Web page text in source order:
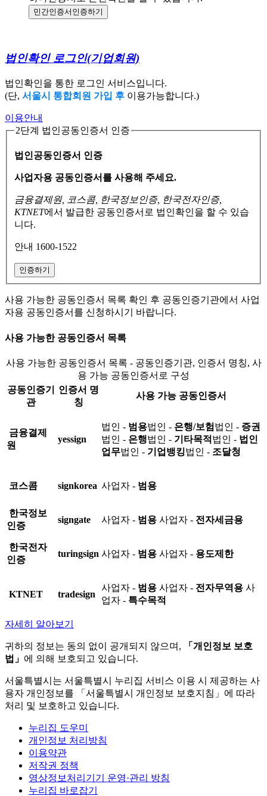
민간인증서 인증하기
법인확인 로그인(기업회원)
법인확인을 통한 로그인 서비스입니다.
(단, 서울시 통합회원 가입 후 이용가능합니다.)
이용안내
2단계 법인공동인증서 인증
법인공동인증서 인증
사업자용 공동인증서를 사용해 주세요.
금융결제원, 코스콤, 한국정보인증, 한국전자인증,
KTNET에서 발급한 공동인증서로 법인확인을 할 수 있습
니다.
안내 1600-1522
인증하기
사용 가능한 공동인증서 목록 확인 후 공동인증기관에서 사업
자용 공동인증서를 신청하시기 바랍니다.
사용 가능한 공동인증서 목록
사용 가능한 공동인증서 목록 - 공동인증기관, 인증서 명칭, 사
용 가능 공동인증서로 구성
공동인증기
관
인증서 명
칭
사용 가능 공동인증서
금융결제
원
yessign
법인 - 범용법인 - 은행/보험 법인 - 증권
법인 - 은행법인 - 기타목적 법인 - 법인
업무법인 - 기업뱅킹법인 - 조달청
코스콤 signkorea 사업자 - 범용
한국정보
인증
signgate 사업자 - 범용 사업자 - 전자세금용
한국전자
인증
turingsign 사업자 - 범용 사업자 - 용도제한
KTNET tradesign
사업자 - 범용 사업자 - 전자무역용 사
업자 - 특수목적
자세히 알아보기
귀하의 정보는 동의 없이 공개되지 않으며,
「개인정보 보호
법」 에 의해 보호되고 있습니다.
서울특별시는 서울특별시 누리집 서비스 이용 시 제공하는 사
용자 개인정보를 「서울특별시 개인정보 보호지침」에 따라
처리 및 보호하고 있습니다.
누리집 도우미
개인정보 처리방침
이용약관
저작권 정책
영상정보처리기기 운영·관리 방침
누리집 바로잡기